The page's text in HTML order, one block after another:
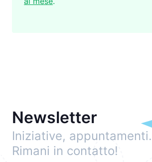
Newsletter
Iniziative,
Rimani in contatto!